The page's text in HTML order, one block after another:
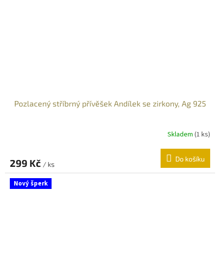
Pozlacený stříbrný přívěšek Andílek se zirkony, Ag 925
Skladem (1 ks)
299 Kč / ks
Do košíku
Nový šperk